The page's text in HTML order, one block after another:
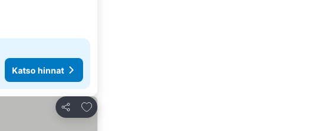
Katso hinnat
Jaa
Lisää suosikkeihin